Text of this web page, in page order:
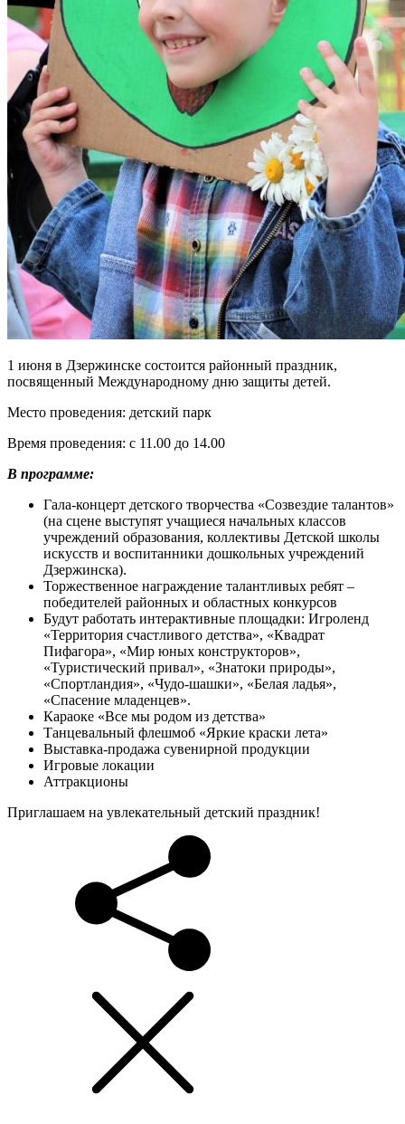
1 июня в Дзержинске состоится районный праздник,
посвященный Международному дню защиты детей.
Место проведения: детский парк
Время проведения: с 11.00 до 14.00
В программе:
Гала-концерт детского творчества «Созвездие талантов»
(на сцене выступят учащиеся начальных классов
учреждений образования, коллективы Детской школы
искусств и воспитанники дошкольных учреждений
Дзержинска).
Торжественное награждение талантливых ребят –
победителей районных и областных конкурсов
Будут работать интерактивные площадки: Игроленд
«Территория счастливого детства», «Квадрат
Пифагора», «Мир юных конструкторов»,
«Туристический привал», «Знатоки природы»,
«Спортландия», «Чудо-шашки», «Белая ладья»,
«Спасение младенцев».
Караоке «Все мы родом из детства»
Танцевальный флешмоб «Яркие краски лета»
Выставка-продажа сувенирной продукции
Игровые локации
Аттракционы
Приглашаем на увлекательный детский праздник!